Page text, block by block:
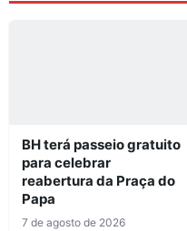
BH terá passeio gratuito
para celebrar
reabertura da Praça do
Papa
7 de agosto de 2026